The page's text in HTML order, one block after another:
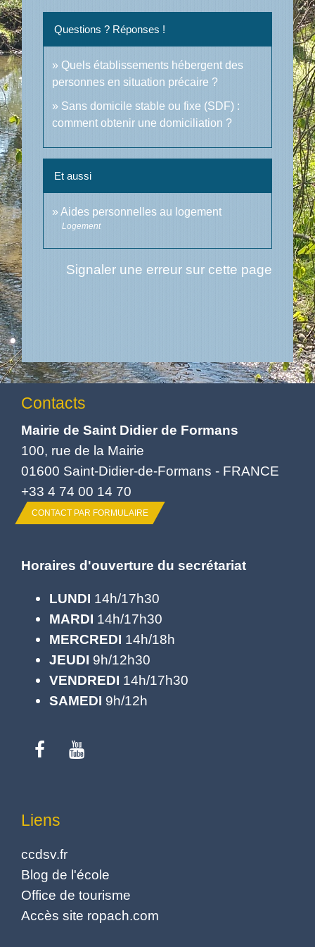
Questions ? Réponses !
Quels établissements hébergent des
personnes en situation précaire ?
Sans domicile stable ou fixe (SDF) :
comment obtenir une domiciliation ?
Et aussi
Aides personnelles au logement
Logement
Signaler une erreur sur cette page
Contacts
Mairie de Saint Didier de Formans
100, rue de la Mairie
01600 Saint-Didier-de-Formans - FRANCE
+33 4 74 00 14 70
CONTACT PAR FORMULAIRE
Horaires d'ouverture du secrétariat
LUNDI 14h/17h30
MARDI 14h/17h30
MERCREDI 14h/18h
JEUDI 9h/12h30
VENDREDI 14h/17h30
SAMEDI 9h/12h
Liens
ccdsv.fr
Blog de l'école
Office de tourisme
Accès site ropach.com